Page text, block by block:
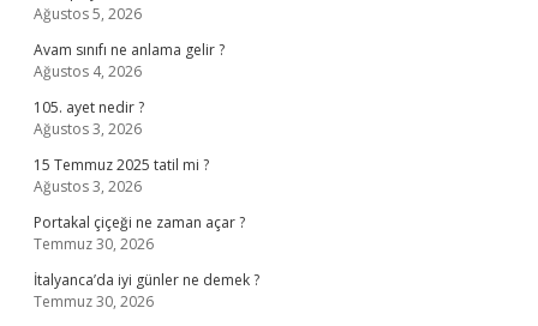
Ağustos 5, 2026
Avam sınıfı ne anlama gelir ?
Ağustos 4, 2026
105. ayet nedir ?
Ağustos 3, 2026
15 Temmuz 2025 tatil mi ?
Ağustos 3, 2026
Portakal çiçeği ne zaman açar ?
Temmuz 30, 2026
İtalyanca’da iyi günler ne demek ?
Temmuz 30, 2026